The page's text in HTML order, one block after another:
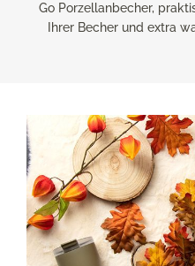
Go Porzellanbecher,
Ihrer Becher und extra